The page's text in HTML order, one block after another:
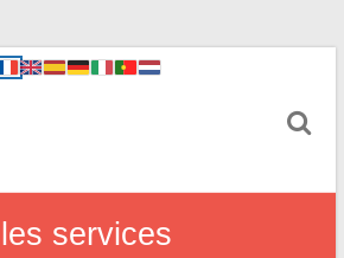
services